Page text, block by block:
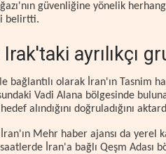
güvenliğine yönelik
belirtti.
ayrılıkçı
bağlantılı olarak İran'ın Tasnim
Vadi Alana bölgesinde
alındığını doğruladığını
Mehr haber ajansı da yerel
İran'a bağlı Qeşm